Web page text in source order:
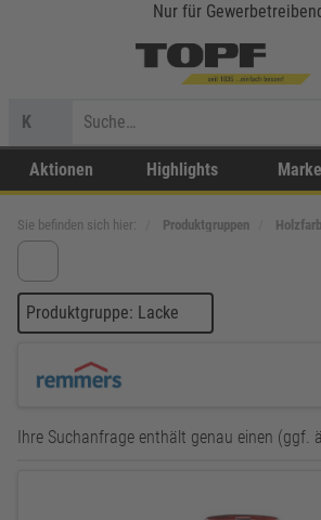
Nur für
K
Aktionen Highlights
Sie befinden sich hier: Produktgruppen
Produktgruppe: Lacke
Ihre Suchanfrage enthält genau einen (ggf.